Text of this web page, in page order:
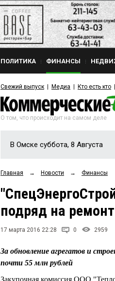
ПОЛИТИКА ФИНАНСЫ
Свежий выпуск Медиа Кто есть кто
О том, что происходит на самом деле
В Омске суббота, 8 Августа
Главная → Новости → Финансы
подряд на
17 марта 2016 22:28 0 2959
За обновление агрегатов и
почти 55 млн рублей
Закупочная комиссия ООО